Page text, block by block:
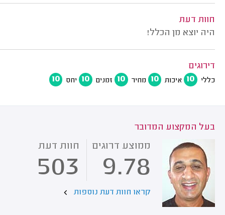
חוות דעת
היה יוצא מן הכלל!
דירוגים
כללי 10 איכות 10 מחיר 10 זמנים 10 יחס 10
בעל המקצוע המדובר
ממוצע דרוגים
9.78
חוות דעת
503
קראו חוות דעת נוספות